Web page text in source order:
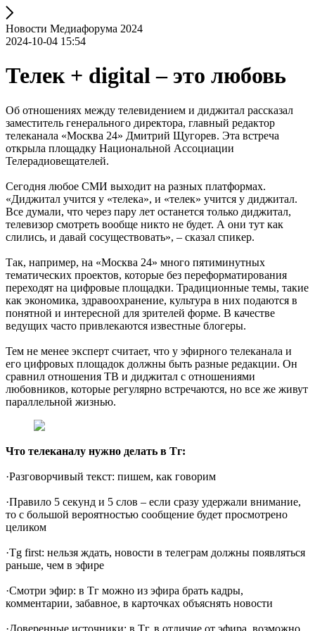
Новости Медиафорума 2024
2024-10-04 15:54
Телек + digital – это любовь
Об отношениях между телевидением и диджитал рассказал
заместитель генерального директора, главный редактор
телеканала «Москва 24» Дмитрий Щугорев. Эта встреча
открыла площадку Национальной Ассоциации
Телерадиовещателей.
Сегодня любое СМИ выходит на разных платформах.
«Диджитал учится у «телека», и «телек» учится у диджитал.
Все думали, что через пару лет останется только диджитал,
телевизор смотреть вообще никто не будет. А они тут как
слились, и давай сосуществовать», – сказал спикер.
Так, например, на «Москва 24» много пятиминутных
тематических проектов, которые без переформатирования
переходят на цифровые площадки. Традиционные темы, такие
как экономика, здравоохранение, культура в них подаются в
понятной и интересной для зрителей форме. В качестве
ведущих часто привлекаются известные блогеры.
Тем не менее эксперт считает, что у эфирного телеканала и
его цифровых площадок должны быть разные редакции. Он
сравнил отношения ТВ и диджитал с отношениями
любовников, которые регулярно встречаются, но все же живут
параллельной жизнью.
Что телеканалу нужно делать в Тг:
·Разговорчивый текст: пишем, как говорим
·Правило 5 секунд и 5 слов – если сразу удержали внимание,
то с большой вероятностью сообщение будет просмотрено
целиком
·Tg first: нельзя ждать, новости в телеграм должны появляться
раньше, чем в эфире
·Смотри эфир: в Тг можно из эфира брать кадры,
комментарии, забавное, в карточках объяснять новости
·Доверенные источники: в Тг, в отличие от эфира, возможно